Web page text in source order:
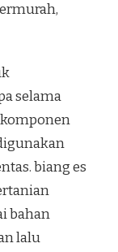
selama
biang es
bahan
lalu